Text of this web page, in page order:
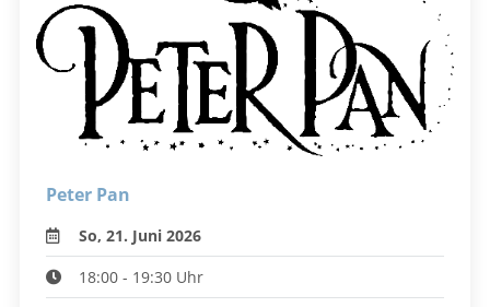
Peter Pan
So, 21. Juni 2026
18:00 - 19:30 Uhr